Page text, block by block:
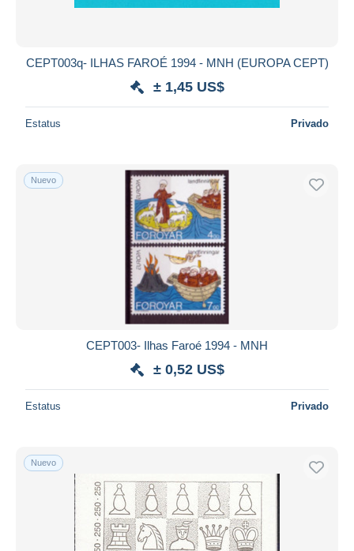
CEPT003q- ILHAS FAROÉ 1994 - MNH (EUROPA CEPT)
± 1,45 US$
Estatus Privado
Nuevo
CEPT003- Ilhas Faroé 1994 - MNH
± 0,52 US$
Estatus Privado
Nuevo